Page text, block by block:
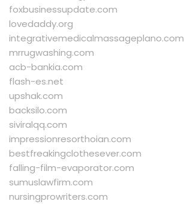
foxbusinessupdate.com
lovedaddy.org
integrativemedicalmassageplano.com
mrrugwashing.com
acb-bankia.com
flash-es.net
upshak.com
backsilo.com
siviralqq.com
impressionresorthoian.com
bestfreakingclothesever.com
falling-film-evaporator.com
sumuslawfirm.com
nursingprowriters.com